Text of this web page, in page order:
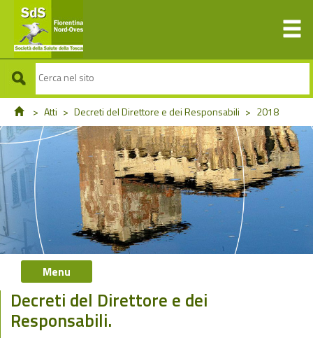
> Atti > Decreti del Direttore e dei Responsabili > 2018
Menu
Decreti del Direttore e dei
Responsabili.